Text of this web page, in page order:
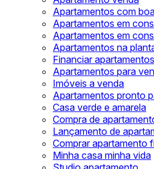
Apartamentos com
Apartamentos em
Apartamentos em
Apartamentos na
Financiar
Apartamentos para
Imóveis a venda
Apartamentos pronto
Casa verde e amarela
Compra de
Lançamento de
Comprar apartamento
Minha casa minha vida